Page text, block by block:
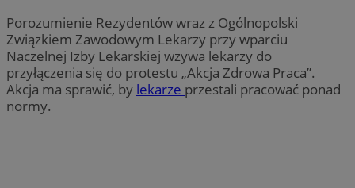
Porozumienie Rezydentów wraz z Ogólnopolski
Związkiem Zawodowym Lekarzy przy wparciu
Naczelnej Izby Lekarskiej wzywa lekarzy do
przyłączenia się do protestu „Akcja Zdrowa Praca”.
Akcja ma sprawić, by lekarze przestali pracować ponad
normy.